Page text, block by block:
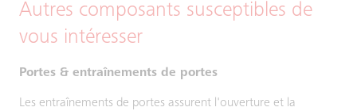
Autres composants susceptibles de
vous intéresser
Portes & entraînements de portes
Les entraînements de portes assurent l'ouverture et la